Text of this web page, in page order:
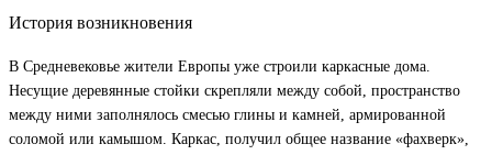
История возникновения
В Средневековье жители Европы уже строили каркасные дома.
Несущие деревянные стойки скрепляли между собой, пространство
между ними заполнялось смесью глины и камней, армированной
соломой или камышом. Каркас, получил общее название «фахверк»,